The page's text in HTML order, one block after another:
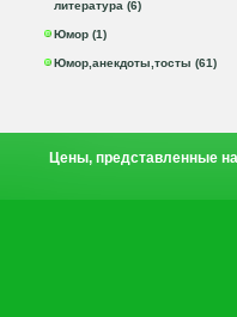
литература (6)
Юмор (1)
Юмор,анекдоты,тосты (61)
Цены, представленные